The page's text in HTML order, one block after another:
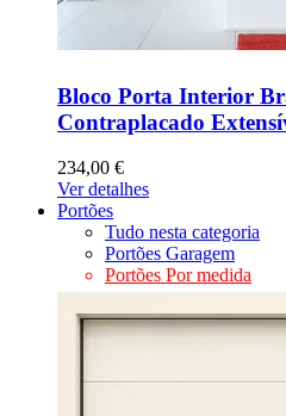
Bloco Porta Interior
Contraplacado
234,00 €
Ver detalhes
Portões
Tudo nesta categoria
Portões Garagem
Portões Por medida